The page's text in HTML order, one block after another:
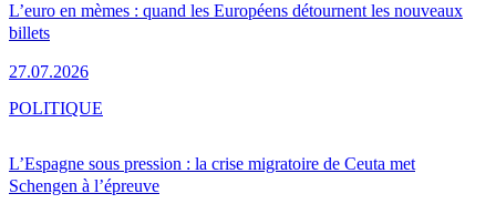
L’euro en mèmes : quand les Européens détournent les nouveaux
billets
27.07.2026
L’Espagne sous pression : la crise migratoire de Ceuta met
Schengen à l’épreuve
POLITIQUE